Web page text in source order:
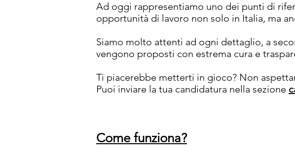
Ad oggi rappresentiamo uno dei punti di
opportunità di lavoro non solo in Italia, ma
Siamo molto attenti ad ogni dettaglio, a
vengono proposti con estrema cura e
Ti piacerebbe metterti in gioco? Non
Puoi inviare la tua candidatura nella sezione
Come funziona?